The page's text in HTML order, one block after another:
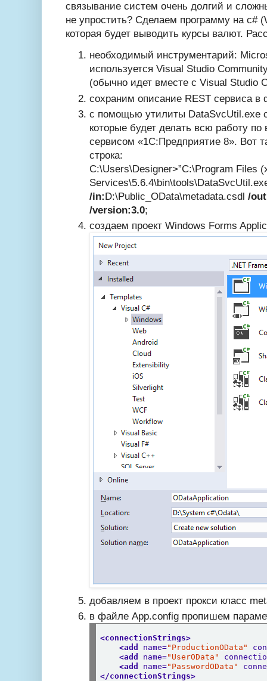
связывание систем очень долгий и
не упростить? Сделаем программу на c#
которая будет выводить курсы валют.
необходимый инструментарий:
используется Visual Studio
(обычно идет вместе с Visual Studio
сохраним описание REST сервиса
с помощью утилиты DataSvcUtil.exe
которые будет делать всю работу
сервисом «1С:Предприятие 8». Вот
строка:
C:\Users\Designer>”C:\Program Files
Services\5.6.4\bin\tools\
/in:D:\Public_OData\metadata.csdl /
/version:3.0;
создаем проект Windows Forms
добавляем в проект прокси класс
в файле App.config пропишем
<connectionStrings>
<add
name="ProductionOData"
<add
name="UserOData"
<add
name="PasswordOData"
</connectionStrings>